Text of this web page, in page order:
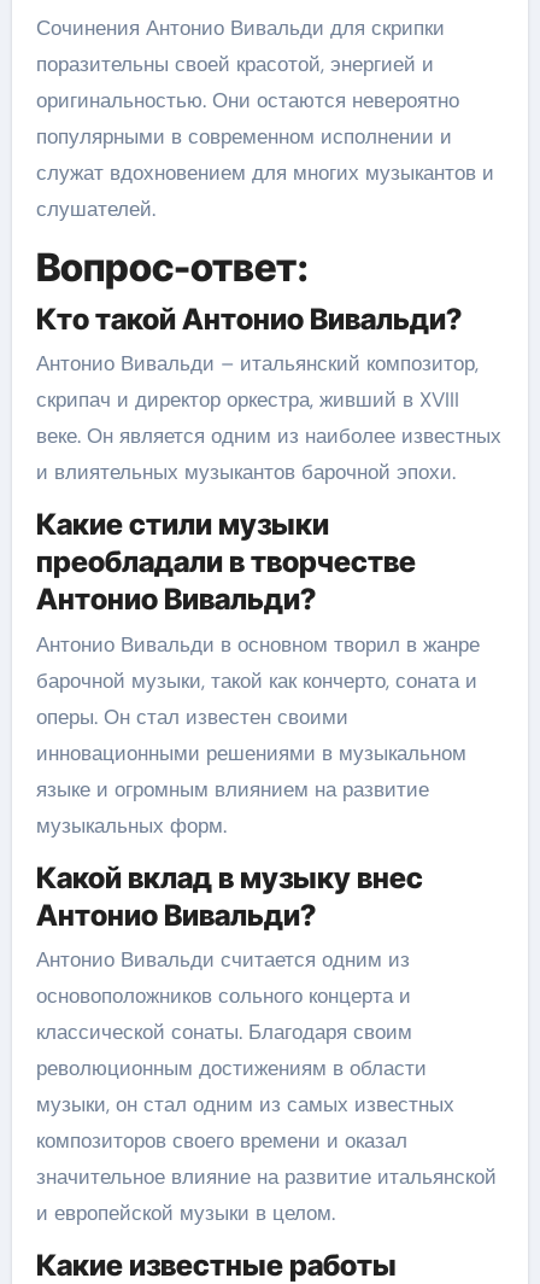
Сочинения Антонио Вивальди для скрипки
поразительны своей красотой, энергией и
оригинальностью. Они остаются невероятно
популярными в современном исполнении и
служат вдохновением для многих музыкантов и
слушателей.
Вопрос-ответ:
Кто такой Антонио Вивальди?
Антонио Вивальди – итальянский композитор,
скрипач и директор оркестра, живший в XVIII
веке. Он является одним из наиболее известных
и влиятельных музыкантов барочной эпохи.
Какие стили музыки
преобладали в творчестве
Антонио Вивальди?
Антонио Вивальди в основном творил в жанре
барочной музыки, такой как кончерто, соната и
оперы. Он стал известен своими
инновационными решениями в музыкальном
языке и огромным влиянием на развитие
музыкальных форм.
Какой вклад в музыку внес
Антонио Вивальди?
Антонио Вивальди считается одним из
основоположников сольного концерта и
классической сонаты. Благодаря своим
революционным достижениям в области
музыки, он стал одним из самых известных
композиторов своего времени и оказал
значительное влияние на развитие итальянской
и европейской музыки в целом.
Какие известные работы